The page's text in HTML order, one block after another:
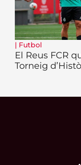
| Futbol
El Reus FCR
Torneig